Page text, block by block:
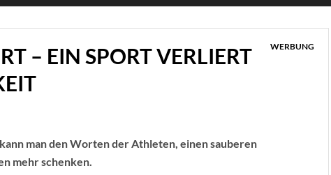
– EIN SPORT VERLIERT
WERBUNG
man den Worten der Athleten, einen sauberen
mehr schenken.